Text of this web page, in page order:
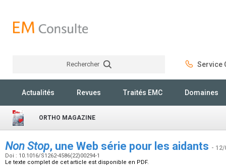
Rechercher Service
Actualités Revues Traités EMC Domaines
ORTHO MAGAZINE
Non Stop, une Web série pour les aidants - 12/
Doi : 10.1016/S1262-4586(22)00294-1
Le texte complet de cet article est disponible en PDF.